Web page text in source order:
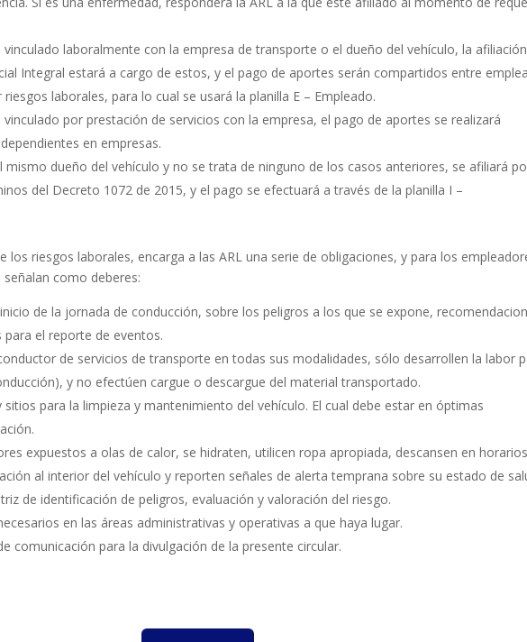
laboralmente con la empresa de transporte o el dueño del vehículo, la
Integral estará a cargo de estos, y el pago de aportes serán compartidos entre
laborales, para lo cual se usará la planilla E – Empleado.
por prestación de servicios con la empresa, el pago de aportes se realizará
en empresas.
mismo dueño del vehículo y no se trata de ninguno de los casos anteriores, se afiliará
del Decreto 1072 de 2015, y el pago se efectuará a través de la planilla I –
los riesgos laborales, encarga a las ARL una serie de obligaciones, y para los
como deberes:
de la jornada de conducción, sobre los peligros a los que se expone,
el reporte de eventos.
de servicios de transporte en todas sus modalidades, sólo desarrollen la labor
y no efectúen cargue o descargue del material transportado.
para la limpieza y mantenimiento del vehículo. El cual debe estar en óptimas
expuestos a olas de calor, se hidraten, utilicen ropa apropiada, descansen en horarios
al interior del vehículo y reporten señales de alerta temprana sobre su estado de
de identificación de peligros, evaluación y valoración del riesgo.
en las áreas administrativas y operativas a que haya lugar.
comunicación para la divulgación de la presente circular.